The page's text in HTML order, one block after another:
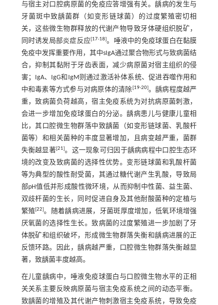
与宿主对口腔病原菌的免疫应答增强有关。龋病的发生与
牙菌斑中致龋菌群（如变形链球菌）的过度繁殖密切相
关，这些微生物群释放的代谢产物导致牙体硬组织脱矿，
同时诱发局部炎症反应[17-18]。唾液中的免疫球蛋白在黏膜
免疫中发挥重要作用，其中sIgA通过聚合物形式与致病菌结
合，抑制其黏附于牙齿表面，减少病原菌对宿主组织的侵
害；IgA、IgG和IgM则通过激活补体系统、促进吞噬作用和
中和毒素等方式参与对病原体的清除[19-20]。龋病程度越严
重，致病菌负荷越高，宿主免疫系统为对抗病原菌刺激，
会进一步增加免疫球蛋白的分泌。龋病患儿与健康儿童相
比，其口腔微生物群落中致龋菌（如变形链球菌、乳酸杆
菌等）和相关菌种的丰度显著增加，且病变越严重，菌群
失衡越显著[21]。这一现象可归因于龋病病程中口腔生态环
境的改变及致病菌的选择性优势。变形链球菌和乳酸杆菌
等为典型的酸性耐受菌，其通过糖代谢产生乳酸，导致局
部pH值低并形成酸性微环境，从而抑制中性菌、益生菌、
双歧杆菌的生长，同时促进自身及其他耐酸菌种的定植与
繁殖[22]。随着龋病进展，牙菌斑厚度增加，低氧环境增强
厌氧菌的选择性生长。致病菌的过度繁殖进一步加剧了牙
体脱矿和组织破坏，形成微生物群落失衡和龋病进展的正
反馈环路。因此，龋病越严重，口腔微生物群落失衡越显
著，致龋菌丰度越高。
在儿童龋病中，唾液免疫球蛋白与口腔微生物水平的正相
关关系主要反映病原菌与宿主免疫系统之间的动态平衡。
致龋菌的增殖及其代谢产物刺激宿主免疫系统，导致免疫